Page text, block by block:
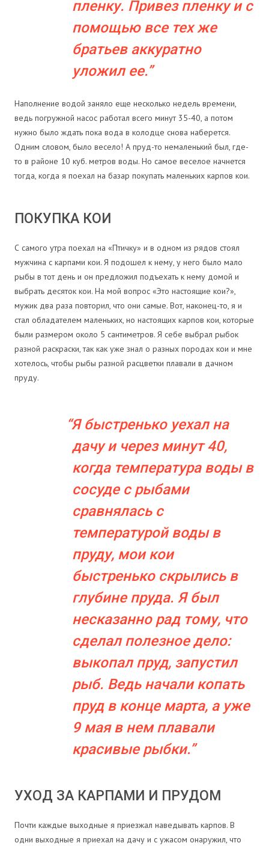
пленку. Привез пленку и с
помощью все тех же
братьев аккуратно
уложил ее.
Наполнение водой заняло еще несколько недель времени,
ведь погружной насос работал всего минут 35-40, а потом
нужно было ждать пока вода в колодце снова наберется.
Одним словом, было весело! А пруд-то немаленький был, где-
то в районе 10 куб. метров воды. Но самое веселое начнется
тогда, когда я поехал на базар покупать маленьких карпов кои.
ПОКУПКА КОИ
С самого утра поехал на «Птичку» и в одном из рядов стоял
мужчина с карпами кои. Я подошел к нему, у него было мало
рыбы в тот день и он предложил подъехать к нему домой и
выбрать десяток кои. На мой вопрос «Это настоящие кои?»,
мужик два раза повторил, что они самые. Вот, наконец-то, я и
стал обладателем маленьких, но настоящих карпов кои, которые
были размером около 5 сантиметров. Я себе выбрал рыбок
разной раскраски, так как уже знал о разных породах кои и мне
хотелось, чтобы рыбы разной расцветки плавали в дачном
пруду.
Я быстренько уехал на
дачу и через минут 40,
когда температура воды в
сосуде с рыбами
сравнялась с
температурой воды в
пруду, мои кои
быстренько скрылись в
глубине пруда. Я был
несказанно рад тому, что
сделал полезное дело:
выкопал пруд, запустил
рыб. Ведь начали копать
пруд в конце марта, а уже
9 мая в нем плавали
красивые рыбки.
УХОД ЗА КАРПАМИ И ПРУДОМ
Почти каждые выходные я приезжал наведывать карпов. В
одни выходные я приехал на дачу и с ужасом онаружил, что